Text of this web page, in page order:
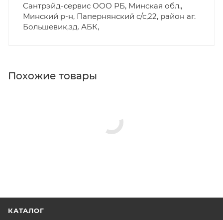
Сантрэйд-сервис ООО РБ, Минская обл.,
Минский р-н, Папернянский с/с,22, район аг.
Большевик,зд. АБК,
Похожие товары
КАТАЛОГ